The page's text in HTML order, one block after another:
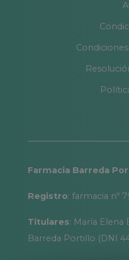
Limpie
No lleve puesta la
Farmacia Barreda
Registro: farmacia nº
Titulares: María Elena
Barreda Portillo (DNI